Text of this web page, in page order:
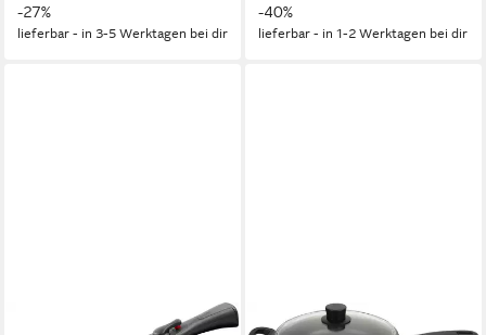
Italy, stapelbar
-27%
lieferbar - in 3-5 Werktagen bei dir
-40%
lieferbar - in 1-2 Werktagen bei dir
BALLARINI